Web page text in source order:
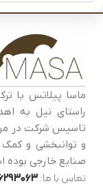
ماسا پیلاتس با
راستای نیل به
تاسیس شرکت در
و توانبخشی و
صنایع خارجی بوده
تماس با ما:021